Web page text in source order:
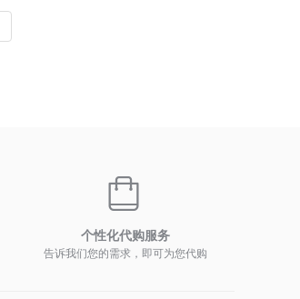
个性化代购服务
告诉我们您的需求，即可为您代购